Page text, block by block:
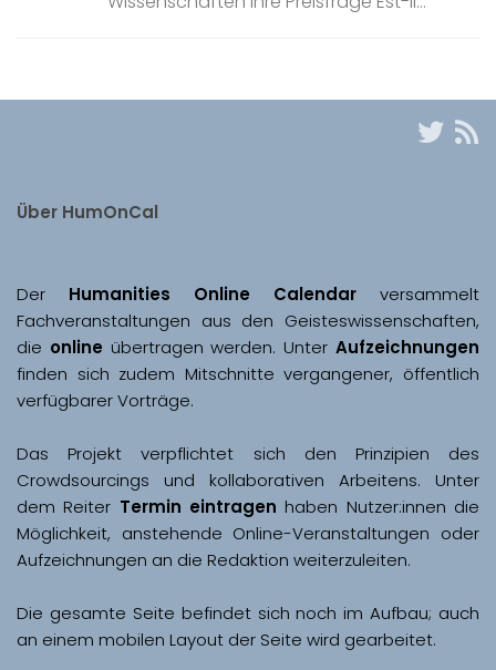
Über HumOnCal
Der Humanities Online Calendar versammelt
Fachveranstaltungen aus den Geisteswissenschaften,
die online übertragen werden. Unter Aufzeichnungen
finden sich zudem Mitschnitte vergangener, öffentlich
Das Projekt verpflichtet sich den Prinzipien des
Crowdsourcings und kollaborativen Arbeitens. Unter
dem Reiter Termin eintragen haben Nutzer:innen die
Möglichkeit, anstehende Online-Veranstaltungen oder
Aufzeichnungen an die Redaktion weiterzuleiten.
Die gesamte Seite befindet sich noch im Aufbau; auch